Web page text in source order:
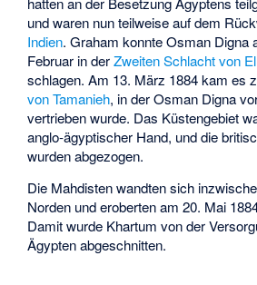
und waren nun teilweise auf dem
Indien. Graham konnte Osman Digna
Februar in derZweiten Schlacht von
schlagen. Am 13. März 1884 kam es
von Tamanieh, in der Osman Digna
vertrieben wurde. Das Küstengebiet
anglo-ägyptischer Hand, und die
wurden abgezogen.
Die Mahdisten wandten sich
Norden und eroberten am 20. Mai
Damit wurde Khartum von der
Ägypten abgeschnitten.